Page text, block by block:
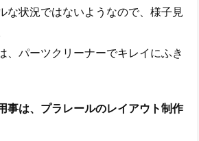
な状況ではないようなので、様子見
、パーツクリーナーでキレイにふき
事は、プラレールのレイアウト制作